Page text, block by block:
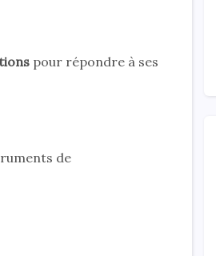
pour répondre à ses
de